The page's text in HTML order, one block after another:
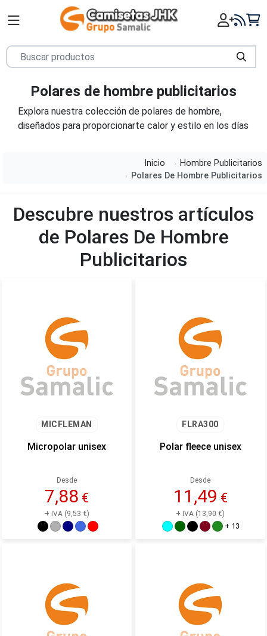
Polares de hombre publicitarios
Explora nuestra colección de polares de hombre,
diseñados para proporcionarte calor y estilo en los días
materiales suaves y aislantes para ofrecerte
nuestros polares de alta calidad.
Inicio
Hombre Publicitarios
Polares De Hombre Publicitarios
Descubre nuestros artículos
de Polares De Hombre
Publicitarios
MICFLEMAN
Micropolar unisex
Desde
7,88 €
+ IVA (9,53 €)
FLRA300
Polar fleece unisex
Desde
11,49 €
+ IVA (13,90 €)
+ 13